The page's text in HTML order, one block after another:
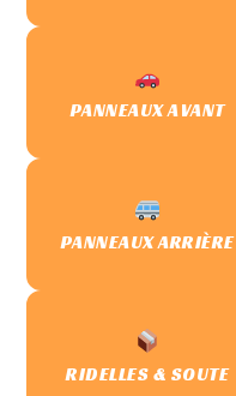
PANNEAUX AVANT
PANNEAUX ARRIÈRE
RIDELLES & SOUTE